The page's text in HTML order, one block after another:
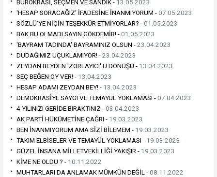
BÜROKRASİ, SEÇMEN VE SANDIK - 13.05.2023
'HESAP SORACAĞIZ' İFADESİNE İNANMIYORUM -07.05.2023
SÖZLÜ'YE NİÇİN TEŞEKKÜR ETMİYORLAR? -01.05.2023
BAK BU OLMADI SAYIN GÖKDEMİR! -01.05.2023
'BAYRAM TADINDA' BAYRAMINIZ OLSUN -23.04.2023
DUDAĞIMIZ UÇUKLAMIYOR! -23.04.2023
ZEYDAN BEYDEN 'ZORLAYICI' U DÖNÜŞÜ - 13.04.2023
SEÇ BEĞEN OY VER! - 13.04.2023
HESAP ADAMI ZEYDAN BEY! - 13.04.2023
DEMOKRASİYE SAYGI VE TEMAYÜL YOKLAMASI -07.04.2023
4 YILINIZI GERİDE BIRAKTINIZ -03.04.2023
AK PARTİ HÜKÜMETİNE ÇAĞRI - 19.03.2023
BEN İNANMIYORUM AMA SİZİ BİLEMEM - 19.03.2023
TAKIM ELBİSELER VE TEMAYÜL YOKLAMASI - 19.03.2023
GÜZEL İNSANA MİLLETVEKİLLİĞİ YAKIŞIR - 19.03.2023
KİME NE OLDU ? - 10.11.2022
MUHTARLARI DA ANLAMAK MÜMKÜN DEĞİL -08.11.2022